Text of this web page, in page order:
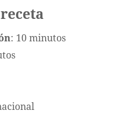
: 10 minutos